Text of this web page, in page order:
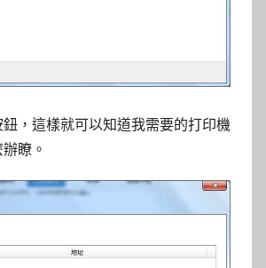
，這樣就可以知道我需要的打印機
瞭。